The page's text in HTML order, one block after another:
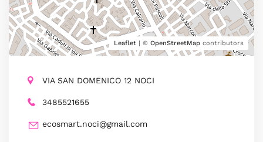
Leaflet | © OpenStreetMap contributors
VIA SAN DOMENICO 12 NOCI
3485521655
ecosmart.noci@gmail.com